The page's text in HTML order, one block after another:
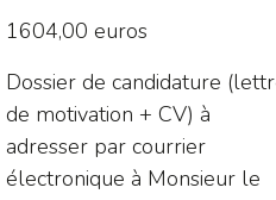
1604,00 euros
Dossier de candidature
de motivation + CV) à
adresser par courrier
électronique à Monsieur le